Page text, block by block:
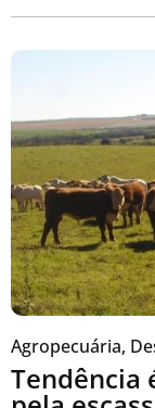
Agropecuária,
Tendência